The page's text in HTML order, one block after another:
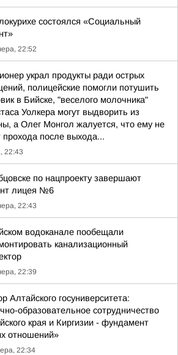
состоялся «Социальный
22:52
украл продукты ради острых
полицейские помогли потушить
в Бийске, "веселого молочника"
Уолкера могут выдворить из
а Олег Монгол жалуется, что ему не
прохода после выхода...
22:43
по нацпроекту завершают
лицея №6
22:43
водоканале пообещали
канализационный
22:39
Алтайского госуниверситета:
образовательное сотрудничество
края и Киргизии - фундамент
отношений»
22:34